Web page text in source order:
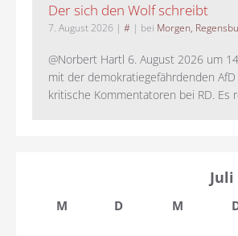
Der sich den Wolf schreibt
7. August 2026 | # | bei Morgen,
@Norbert Hartl 6. August 2026 um
mit der demokratiegefährdenden
kritische Kommentatoren bei RD. Es
Juli
M D M